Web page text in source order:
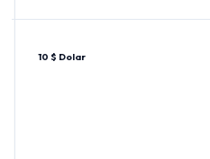
10 $ Dolar